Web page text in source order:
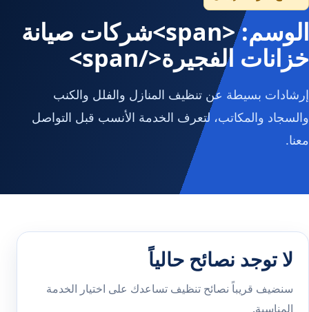
الوسم: <span>شركات صيانة
خزانات الفجيرة</span>
إرشادات بسيطة عن تنظيف المنازل والفلل والكنب
والسجاد والمكاتب، لتعرف الخدمة الأنسب قبل التواصل
معنا.
لا توجد نصائح حالياً
سنضيف قريباً نصائح تنظيف تساعدك على اختيار الخدمة
المناسبة.